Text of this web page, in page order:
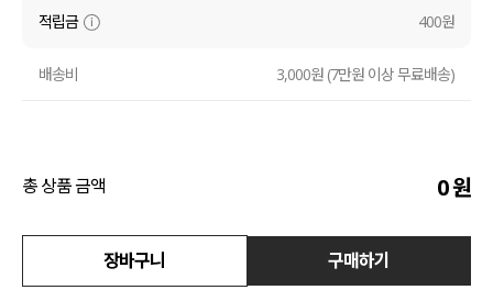
아우터
적립금 400원
배송비 3,000원 (7만원 이상 무료배송)
총 상품 금액 0원
장바구니 구매하기